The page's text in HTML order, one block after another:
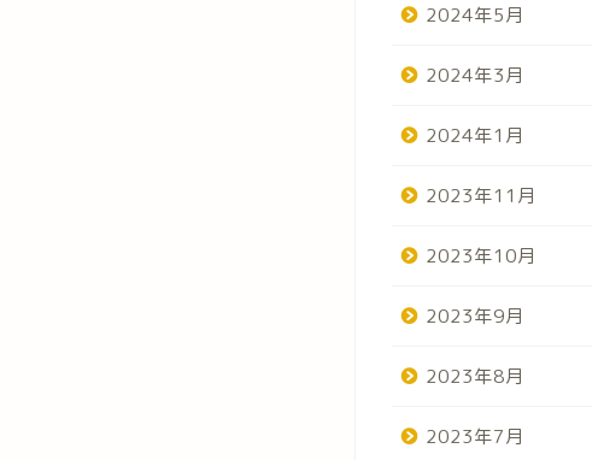
2024年5月
2024年3月
2024年1月
2023年11月
2023年10月
2023年9月
2023年8月
2023年7月